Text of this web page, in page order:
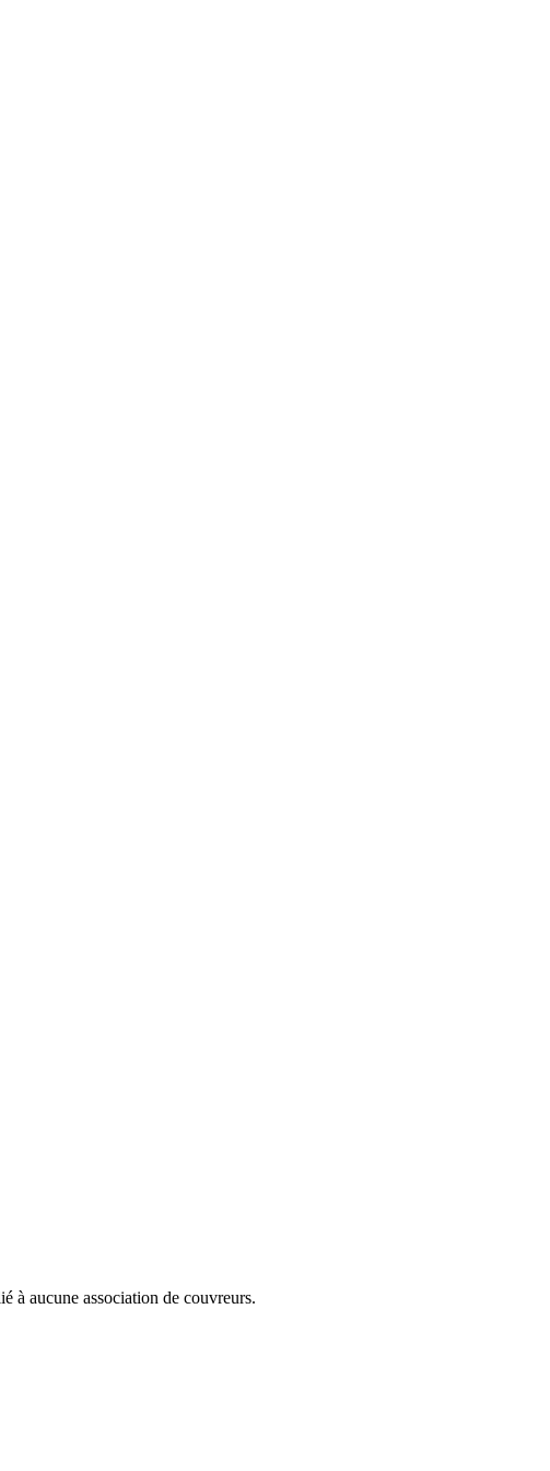
à aucune association de couvreurs.